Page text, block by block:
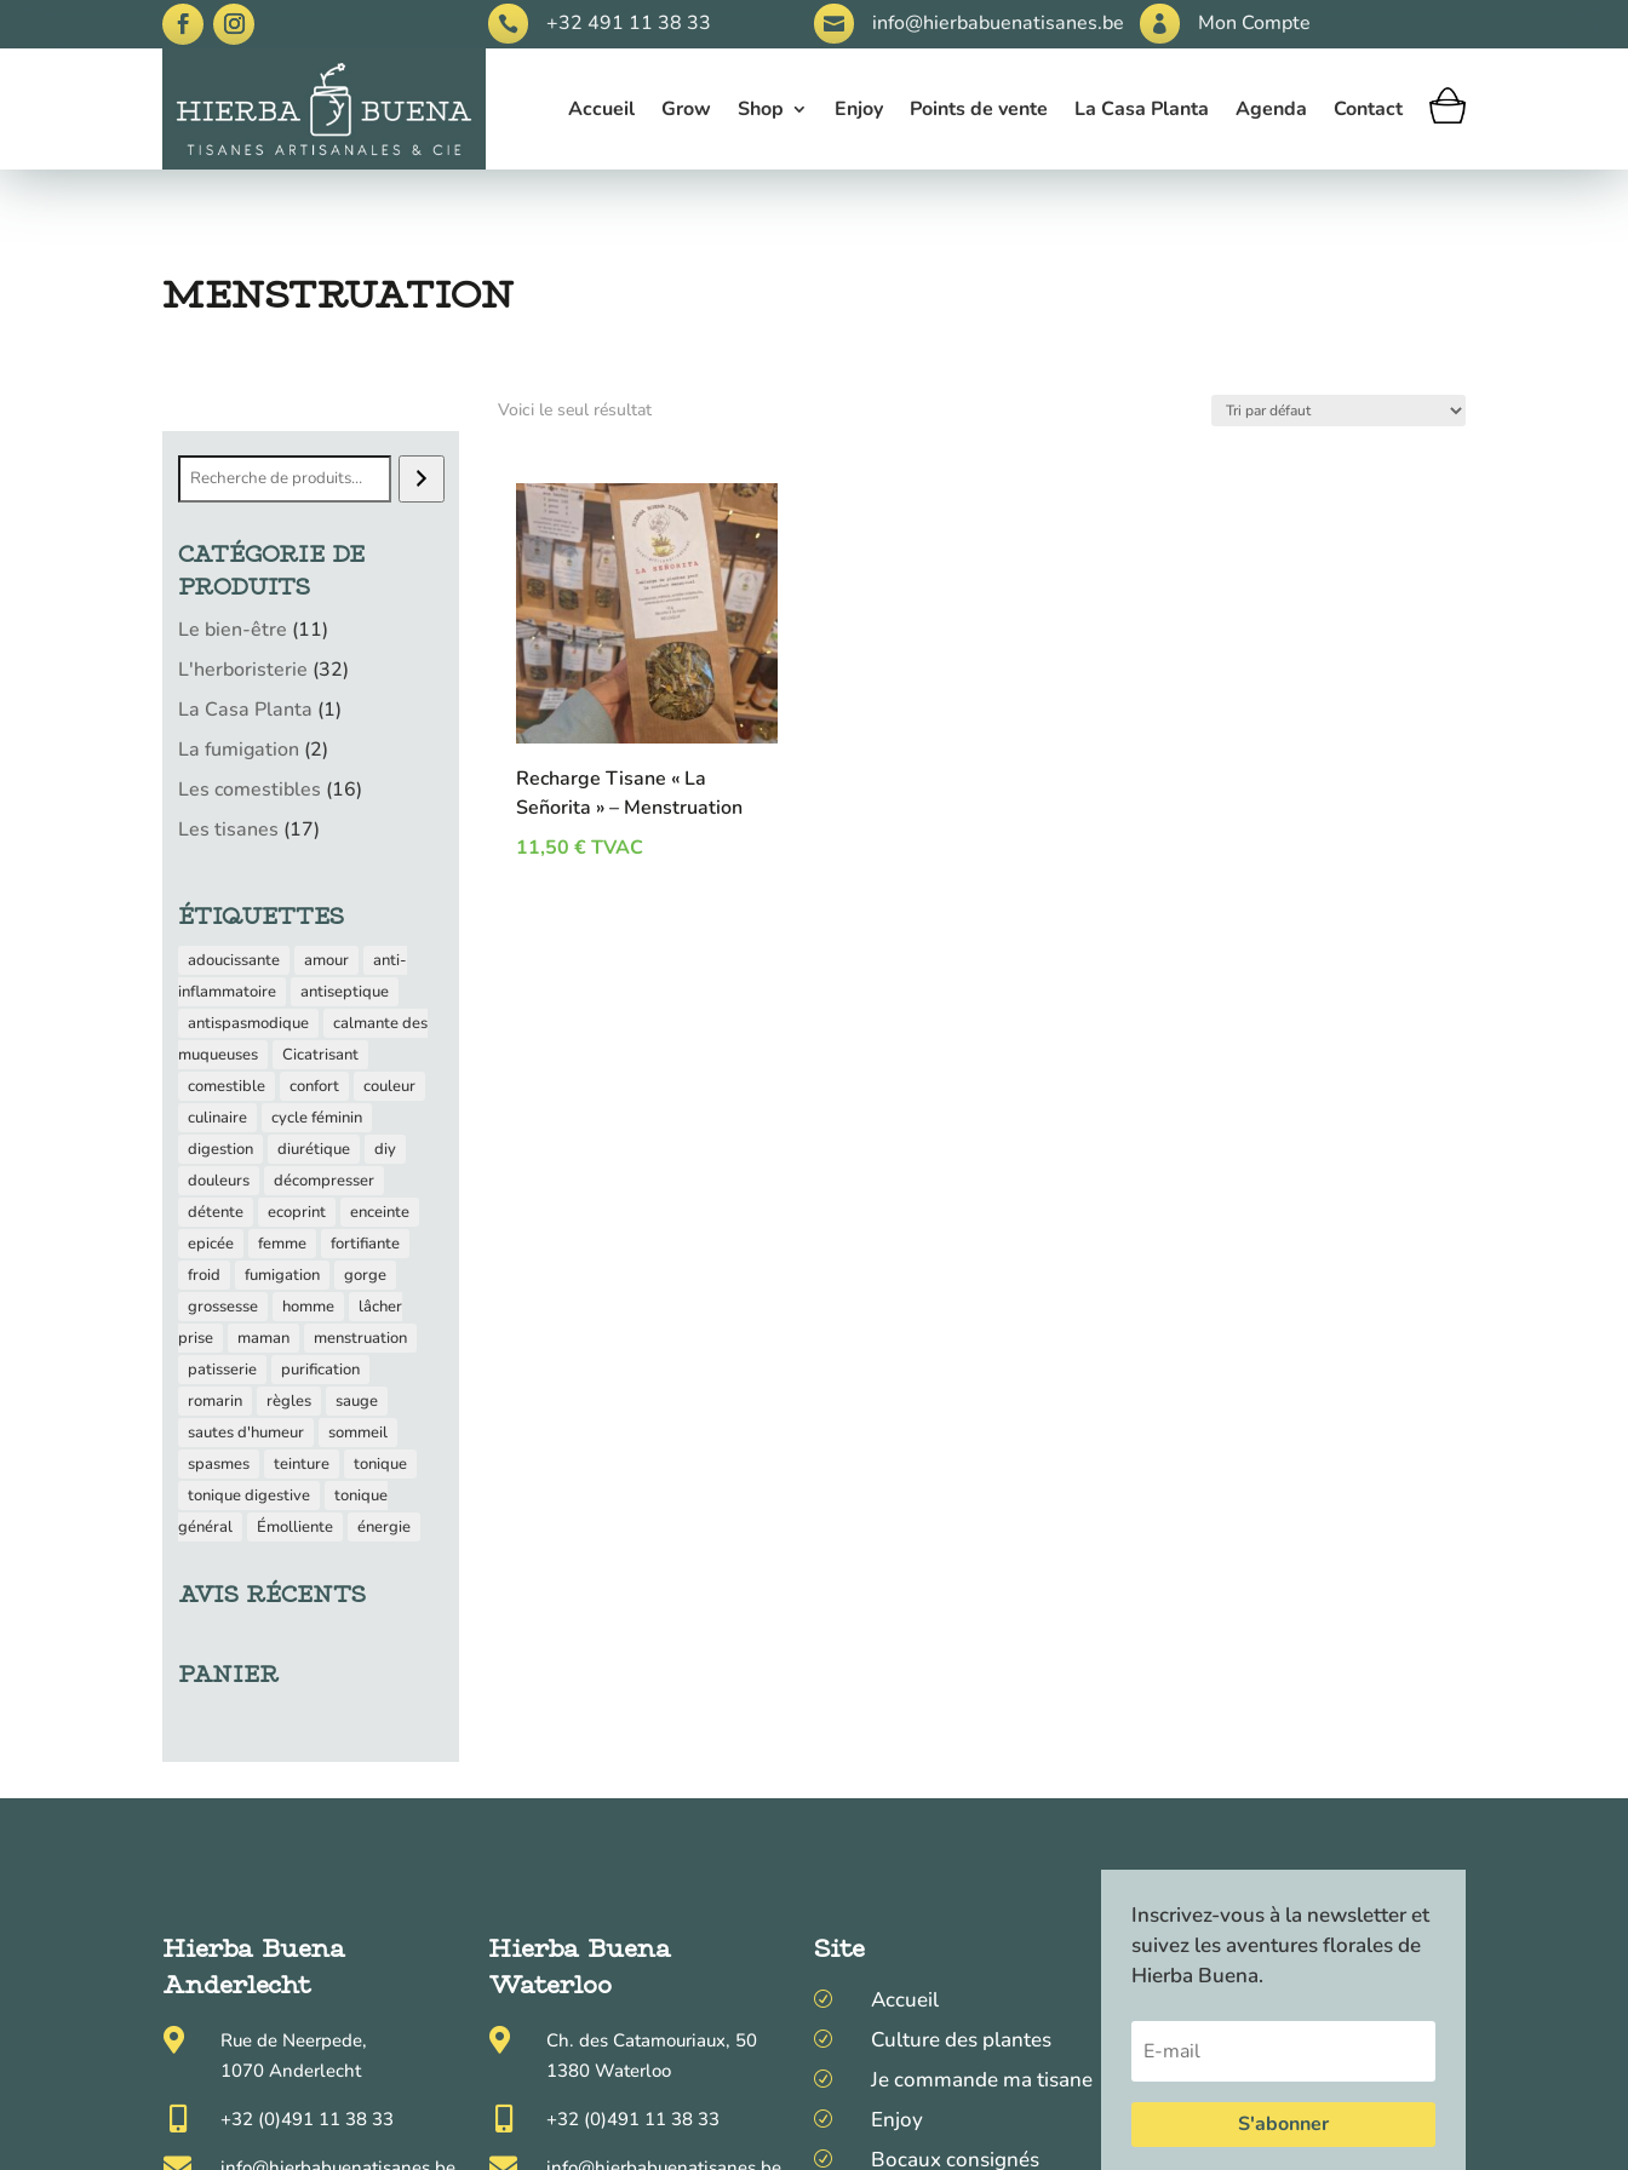
 +32 491 11 38 33  info@hierbabuenatisanes.be  Mon Compte
Accueil Grow Shop Enjoy Points de vente La Casa Planta Agenda Contact
MENSTRUATION
Recherche
CATÉGORIE DE
PRODUITS
Le bien-être 1111
produits
L'herboristerie 3232
La Casa Planta 11
La fumigation 22
produits
Les comestibles 1616
Les tisanes 1717
ÉTIQUETTES
adoucissante amour
anti-
inflammatoire
antiseptique
antispasmodique
calmante des
muqueuses
Cicatrisant
comestible
confort
couleur
culinaire
cycle féminin
digestion
diurétique
diy
douleurs
décompresser
détente
ecoprint
enceinte
epicée
femme
fortifiante
froid
fumigation
gorge
grossesse
homme
lâcher
prise
maman
menstruation
patisserie
purification
romarin
règles
sauge
sautes d'humeur
sommeil
spasmes
teinture
tonique
tonique digestive
tonique
général
Émolliente énergie
AVIS RÉCENTS
PANIER
Voici le seul résultat
Recharge Tisane « La
Señorita » – Menstruation
11,50€TVAC
Hierba Buena
Anderlecht

Rue de Neerpede,
1070 Anderlecht
 +32 (0)491 11 38 33
Hierba Buena
Waterloo

Ch. des Catamouriaux, 50
1380 Waterloo
 +32 (0)491 11 38 33
Site
R Accueil
R Culture des plantes
R Je commande ma tisane
R Enjoy
R Bocaux consignés
Inscrivez-vous à la newsletter et
suivez les aventures florales de
Hierba Buena.
S'abonner